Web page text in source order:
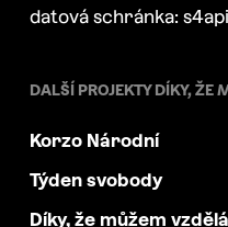
datová schránka:
DALŠÍ PROJEKTY DÍKY, ŽE
Korzo Národní
Týden svobody
Díky, že můžem